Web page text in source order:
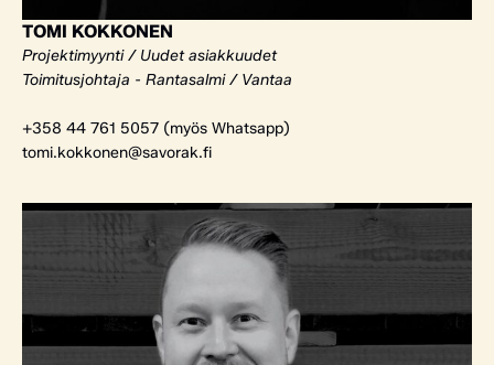
TOMI KOKKONEN
Projektimyynti / Uudet asiakkuudet
Toimitusjohtaja - Rantasalmi / Vantaa
+358 44 761 5057 (myös Whatsapp)
tomi.kokkonen@savorak.fi